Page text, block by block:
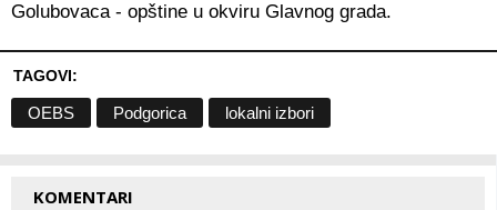
Golubovaca - opštine u okviru Glavnog grada.
TAGOVI:
OEBS Podgorica lokalni izbori
KOMENTARI